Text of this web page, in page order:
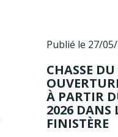
Publié le 27/
CHASSE
À PARTIR
2026 DANS
FINISTÈRE